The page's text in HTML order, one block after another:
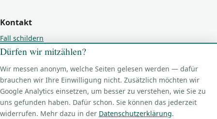
Kontakt
Fall schildern
Kontakt
Impressum
Datenschutz
Cookie-Einstellungen
Dürfen wir mitzählen?
Wir messen anonym, welche Seiten gelesen werden — dafür
brauchen wir Ihre Einwilligung nicht. Zusätzlich möchten wir
Google Analytics einsetzen, um besser zu verstehen, wie Sie zu
uns gefunden haben. Dafür schon. Sie können das jederzeit
widerrufen. Mehr dazu in der Datenschutzerklärung.